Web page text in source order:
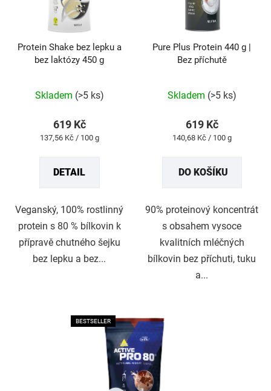
Protein Shake bez lepku a
bez laktózy 450 g
produktu
hvězdiček.
Skladem (>5 ks)
619 Kč
Měrná
137,56 Kč / 100 g
DETAIL
Veganský, 100% rostlinný
protein s 80 % bílkovin k
přípravě chutného šejku
bez lepku a bez...
Pure Plus Protein 440 g |
Bez příchutě
produktu
hvězdiček.
Skladem (>5 ks)
619 Kč
Měrná
140,68 Kč / 100 g
DO KOŠÍKU
90% proteinový koncentrát
s obsahem vysoce
kvalitních mléčných
bílkovin bez příchuti, tuku
a...
BESTSELLER